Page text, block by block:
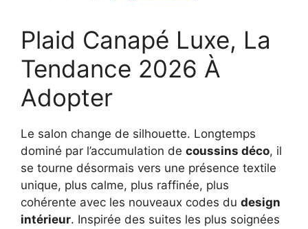
Plaid Canapé Luxe, La
Tendance 2026 À
Adopter
Le salon change de silhouette. Longtemps
dominé par l’accumulation de coussins déco, il
se tourne désormais vers une présence textile
unique, plus calme, plus raffinée, plus
cohérente avec les nouveaux codes du design
intérieur. Inspirée des suites les plus soignées